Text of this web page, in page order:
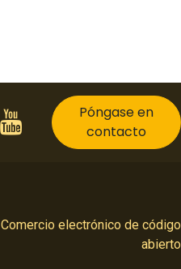
Póngase en
contacto
Comercio electrónico de código
abierto